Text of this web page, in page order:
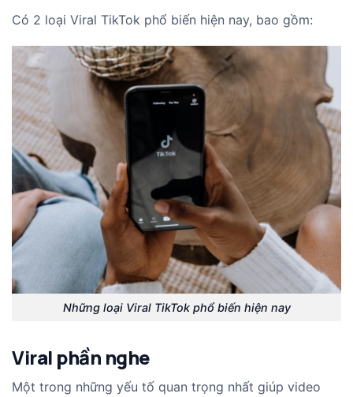
Có 2 loại Viral TikTok phổ biến hiện nay, bao gồm:
Những loại Viral TikTok phổ biến hiện nay
Viral phần nghe
Một trong những yếu tố quan trọng nhất giúp video